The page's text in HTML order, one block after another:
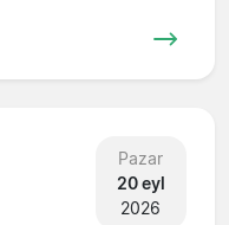
Pazar
20 eyl
2026